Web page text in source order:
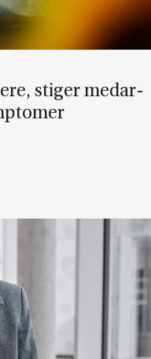
sti­ger me­d­ar­
dår­li­ge­re, sti­ger